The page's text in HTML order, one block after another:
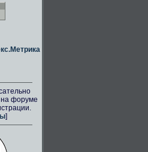
форуме
]